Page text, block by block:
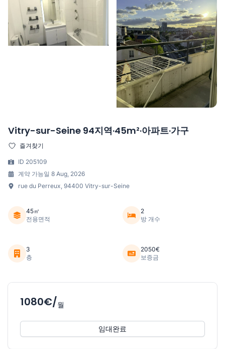
Vitry-sur-Seine 94지역·45m²·아파트·가구
즐겨찾기
ID 205109
계약 가능일 8 Aug, 2026
rue du Perreux, 94400 Vitry-sur-Seine
45㎡
전용면적
2
방 개수
3
층
2050€
보증금
1080€/월
임대완료